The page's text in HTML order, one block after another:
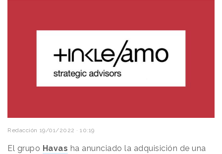
Redacción 19/01/2022 · 10:19
El grupo Havas ha anunciado la adquisición de una